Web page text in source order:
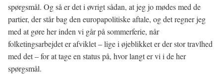
spørgsmål. Og så er det i øvrigt sådan, at jeg jo mødes med de
partier, der står bag den europapolitiske aftale, og det regner jeg
med at gøre her inden vi går på sommerferie, når
folketingsarbejdet er afviklet – lige i øjeblikket er der stor travlhed
med det – for at tage en status på, hvor langt er vi i de her
spørgsmål.